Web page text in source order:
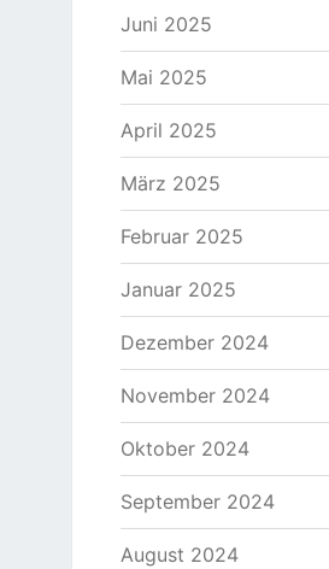
Juni 2025
Mai 2025
April 2025
März 2025
Februar 2025
Januar 2025
Dezember 2024
November 2024
Oktober 2024
September 2024
August 2024